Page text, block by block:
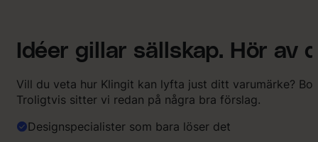
Idéer gillar sällskap. Hör av
Vill du veta hur Klingit kan lyfta just ditt varumärke?
Troligtvis sitter vi redan på några bra förslag.
Designspecialister som bara löser det